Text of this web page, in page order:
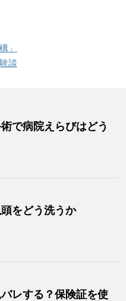
」
談
で病院えらびはどう
をどう洗うか
レする？保険証を使